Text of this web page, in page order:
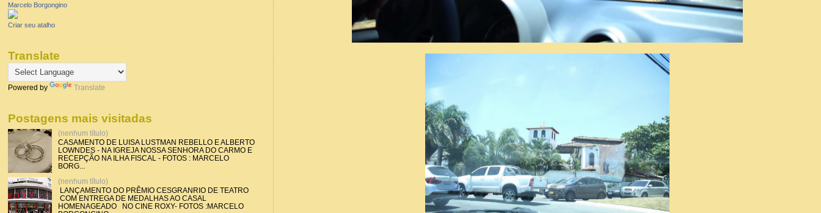
Marcelo Borgongino
Criar seu atalho
Translate
Powered by Translate
Postagens mais visitadas
(nenhum título)
CASAMENTO DE LUISA LUSTMAN REBELLO E ALBERTO
LOWNDES - NA IGREJA NOSSA SENHORA DO CARMO E
RECEPÇÃO NA ILHA FISCAL - FOTOS : MARCELO
BORG...
(nenhum título)
LANÇAMENTO DO PRÊMIO CESGRANRIO DE TEATRO
COM ENTREGA DE MEDALHAS AO CASAL
HOMENAGEADO NO CINE ROXY- FOTOS :MARCELO